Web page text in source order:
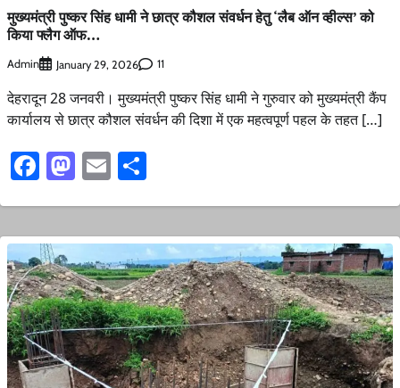
मुख्यमंत्री पुष्कर सिंह धामी ने छात्र कौशल संवर्धन हेतु ‘लैब ऑन व्हील्स’ को
किया फ्लैग ऑफ…
Admin January 29, 2026 11
देहरादून 28 जनवरी। मुख्यमंत्री पुष्कर सिंह धामी ने गुरुवार को मुख्यमंत्री कैंप
कार्यालय से छात्र कौशल संवर्धन की दिशा में एक महत्वपूर्ण पहल के तहत […]
Facebook
Mastodon
Email